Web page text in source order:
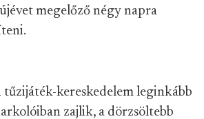
megelőző négy napra
kereskedelem leginkább
zajlik, a dörzsöltebb